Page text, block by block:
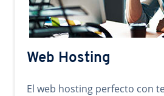
Web Hosting
El web hosting perfecto con